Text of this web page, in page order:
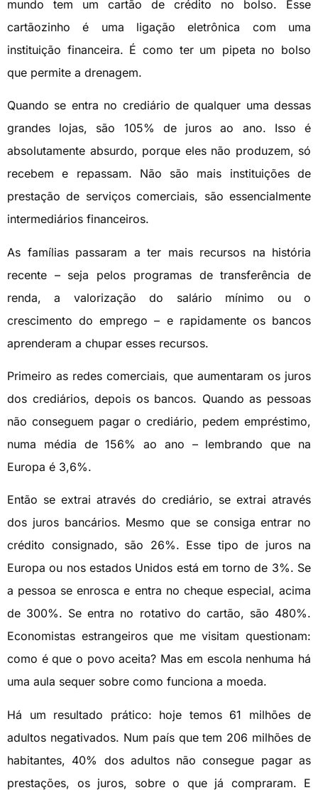
mundo tem um cartão de crédito no bolso. Esse
cartãozinho é uma ligação eletrônica com uma
instituição financeira. É como ter um pipeta no bolso
que permite a drenagem.
Quando se entra no crediário de qualquer uma dessas
grandes lojas, são 105% de juros ao ano. Isso é
absolutamente absurdo, porque eles não produzem, só
recebem e repassam. Não são mais instituições de
prestação de serviços comerciais, são essencialmente
intermediários financeiros.
As famílias passaram a ter mais recursos na história
recente – seja pelos programas de transferência de
renda, a valorização do salário mínimo ou o
crescimento do emprego – e rapidamente os bancos
aprenderam a chupar esses recursos.
Primeiro as redes comerciais, que aumentaram os juros
dos crediários, depois os bancos. Quando as pessoas
não conseguem pagar o crediário, pedem empréstimo,
numa média de 156% ao ano – lembrando que na
Europa é 3,6%.
Então se extrai através do crediário, se extrai através
dos juros bancários. Mesmo que se consiga entrar no
crédito consignado, são 26%. Esse tipo de juros na
Europa ou nos estados Unidos está em torno de 3%. Se
a pessoa se enrosca e entra no cheque especial, acima
de 300%. Se entra no rotativo do cartão, são 480%.
Economistas estrangeiros que me visitam questionam:
como é que o povo aceita? Mas em escola nenhuma há
uma aula sequer sobre como funciona a moeda.
Há um resultado prático: hoje temos 61 milhões de
adultos negativados. Num país que tem 206 milhões de
habitantes, 40% dos adultos não consegue pagar as
prestações, os juros, sobre o que já compraram. E